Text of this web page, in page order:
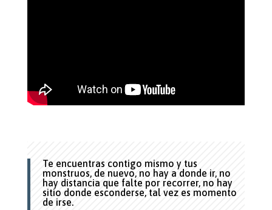
Te encuentras contigo mismo y tus
monstruos, de nuevo, no hay a donde ir, no
hay distancia que falte por recorrer, no hay
sitio donde esconderse, tal vez es momento
de irse.